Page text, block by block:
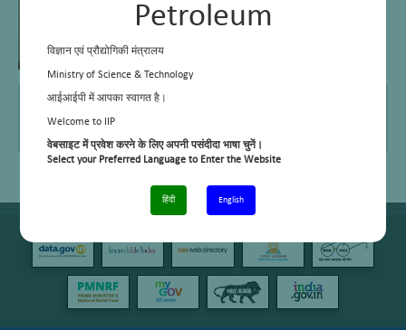
Petroleum
विज्ञान एवं प्रौद्योगिकी मंत्रालय
Ministry of Science & Technology
आईआईपी में आपका स्वागत है।
Welcome to IIP
वेबसाइट में प्रवेश करने के लिए अपनी पसंदीदा भाषा चुनें।
Select your Preferred Language to Enter the Website
हिंदी English
E Mail
Telephone No.
Area of work / interest Library and Information Sciences